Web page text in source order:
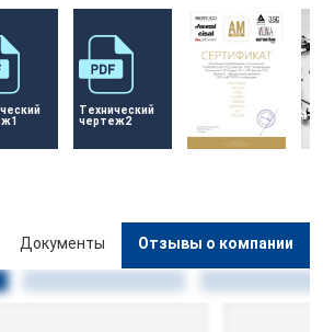
Технический
чертеж2
Документы Отзывы о компании